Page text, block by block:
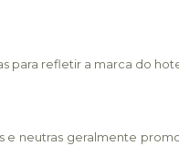
refletir a marca do
neutras geralmente